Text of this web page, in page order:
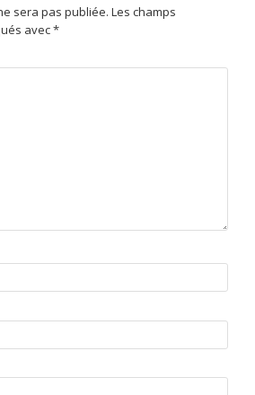
sera pas publiée. Les champs
avec*